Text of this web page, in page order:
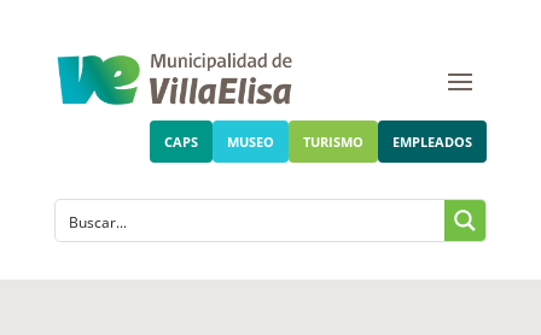
CAPS MUSEO TURISMO EMPLEADOS